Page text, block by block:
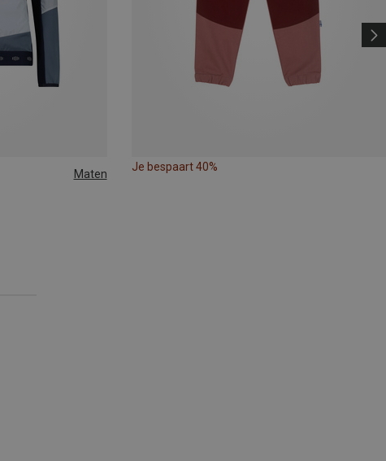
Maten
Je bespaart 40%